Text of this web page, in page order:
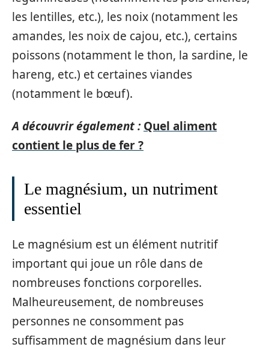
les lentilles, etc.), les noix (notamment les
amandes, les noix de cajou, etc.), certains
poissons (notamment le thon, la sardine, le
hareng, etc.) et certaines viandes
(notamment le bœuf).
A découvrir également : Quel aliment
contient le plus de fer ?
Le magnésium, un nutriment
essentiel
Le magnésium est un élément nutritif
important qui joue un rôle dans de
nombreuses fonctions corporelles.
Malheureusement, de nombreuses
personnes ne consomment pas
suffisamment de magnésium dans leur